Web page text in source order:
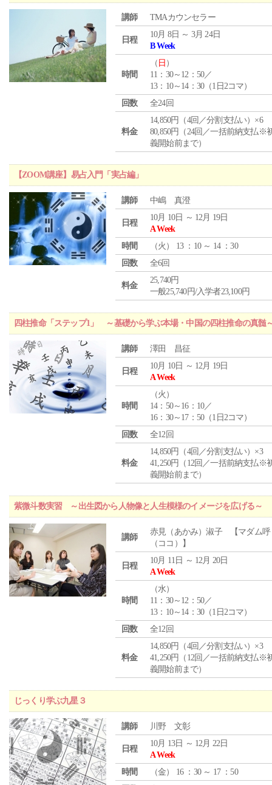
講師 TMAカウンセラー
日程
10月 8日 ～ 3月 24日
B Week
時間
（ 日 ）
11：30～12：50／
13：10～14：30（1日2コマ）
回数
全24回
料金
14,850円（4回／分割支払い）×6
80,850円（24回／一括前納支払※
義開始前まで）
【ZOOM講座】易占入門「実占編」
講師 中嶋 真澄
日程
10月 10日 ～ 12月 19日
A Week
時間
（火 ） 13 ：10 ～ 14 ：30
回数
全6回
料金
25,740円
一般25,740円/入学者23,100円
四柱推命「ステップ1」 ～基礎から学ぶ本場・中国の四柱推命の真髄
講師 澤田 昌征
日程
10月 10日 ～ 12月 19日
A Week
時間
（火 ）
14：50～16：10／
16：30～17：50（1日2コマ）
回数
全12回
料金
14,850円（4回／分割支払い）×3
41,250円（12回／一括前納支払※
義開始前まで）
紫微斗数実習 ～出生図から人物像と人生模様のイメージを広げる～
講師
赤見（あかみ）淑子 【マダム呼
（ココ）】
日程
10月 11日 ～ 12月 20日
A Week
時間
（水）
11：30～12：50／
13：10～14：30（1日2コマ）
回数
全12回
料金
14,850円（4回／分割支払い）×3
41,250円（12回／一括前納支払※
義開始前まで）
じっくり学ぶ九星３
講師 川野 文彰
日程
10月 13日 ～ 12月 22日
A Week
時間
（金） 16 ：30 ～ 17 ：50